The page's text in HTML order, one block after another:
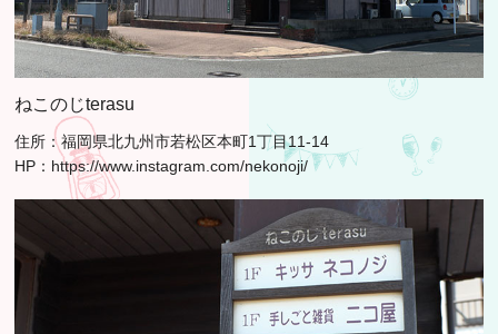
ねこのじterasu
住所：福岡県北九州市若松区本町1丁目11-14
HP： https://www.instagram.com/nekonoji/